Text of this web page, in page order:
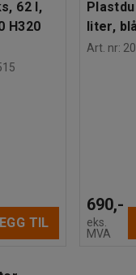
62 l,
H320
TIL
liter,
Art. nr:
690,-
eks.
MVA